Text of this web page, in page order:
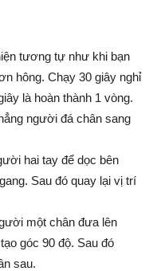
tương tự như khi bạn
hông. Chạy 30 giây nghỉ
là hoàn thành 1 vòng.
người đá chân sang
hai tay để dọc bên
Sau đó quay lại vị trí
một chân đưa lên
góc 90 độ. Sau đó
sau.